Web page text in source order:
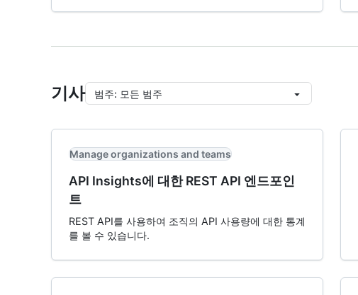
기사 범주: 모든 범주
Manage organizations and teams
API Insights에 대한 REST API 엔드포인
트
REST API를 사용하여 조직의 API 사용량에 대한 통계
를 볼 수 있습니다.